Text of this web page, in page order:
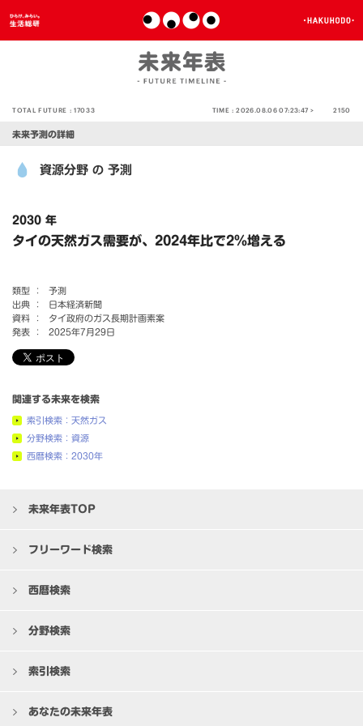
TOTAL FUTURE :17033 TIME :2026.08.06 07:23:47 > 2150
未来予測の詳細
資源分野 の 予測
2030 年
タイの天然ガス需要が、2024年比で2％増える
類型 ：
予測
出典 ：
日本経済新聞
資料 ：
タイ政府のガス長期計画素案
発表 ：
2025年7月29日
関連する未来を検索
索引検索：天然ガス
分野検索：資源
西暦検索：2030年
未来年表TOP
フリーワード検索
西暦検索
分野検索
索引検索
あなたの未来年表